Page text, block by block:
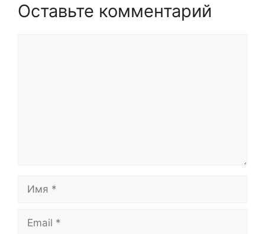
Оставьте комментарий
Имя
Email